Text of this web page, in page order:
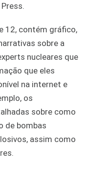
12, contém gráfico,
sobre a
nucleares que
que eles
na internet e
os
sobre como
de bombas
assim como